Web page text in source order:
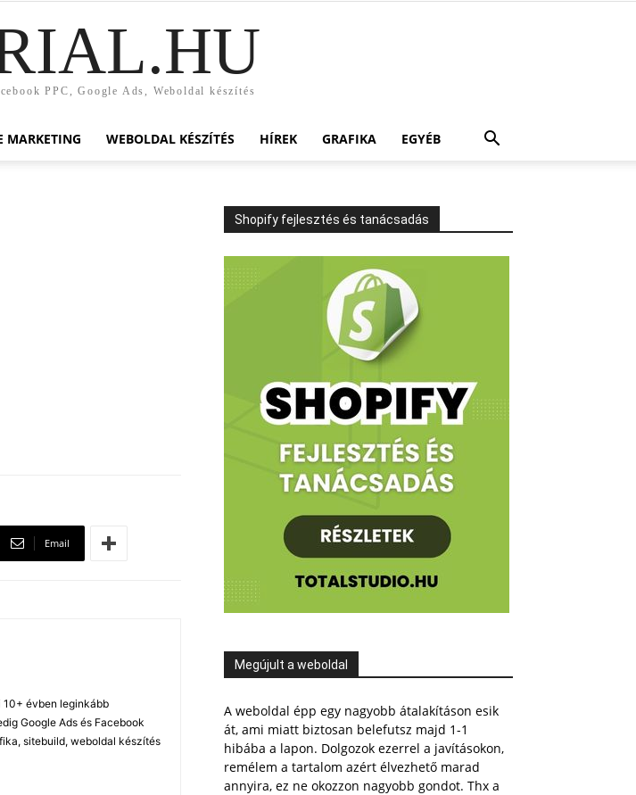
PPC, Google Ads, Weboldal készítés
MARKETING WEBOLDAL KÉSZÍTÉS HÍREK GRAFIKA EGYÉB
Email
10+ évben leginkább
Google Ads és Facebook
sitebuild, weboldal készítés
Shopify fejlesztés és tanácsadás
Megújult a weboldal
A weboldal épp egy nagyobb átalakításon esik
át, ami miatt biztosan belefutsz majd 1-1
hibába a lapon. Dolgozok ezerrel a javításokon,
remélem a tartalom azért élvezhető marad
annyira, ez ne okozzon nagyobb gondot. Thx a